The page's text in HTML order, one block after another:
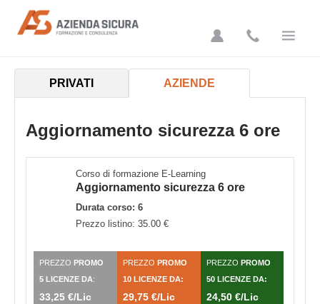
Azienda Sicura
PRIVATI AZIENDE
Aggiornamento sicurezza 6 ore
Corso di formazione E-Learning
Aggiornamento sicurezza 6 ore
Durata corso: 6
Prezzo listino: 35.00 €
PREZZO PROMO
5 LICENZE DA:
33,25 €/Lic
PREZZO PROMO
10 LICENZE DA:
29,75 €/Lic
PREZZO PROMO
50 LICENZE DA:
24,50 €/Lic